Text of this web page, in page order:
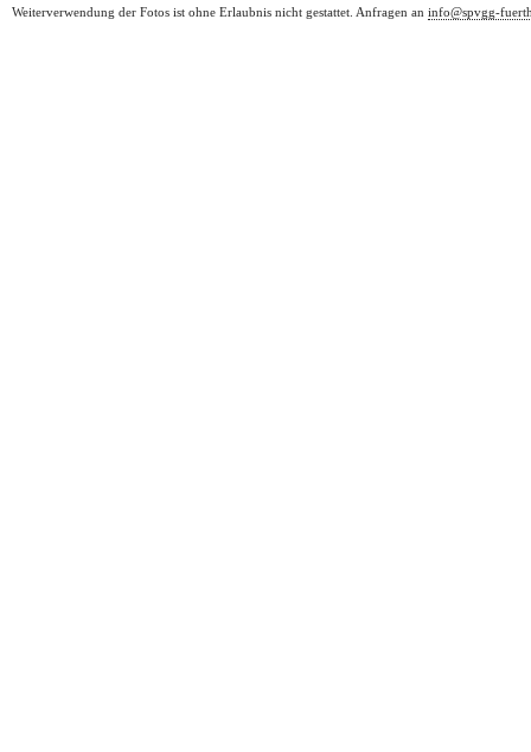
Weiterverwendung der Fotos ist ohne Erlaubnis nicht gestattet. Anfragen an info@spvgg-